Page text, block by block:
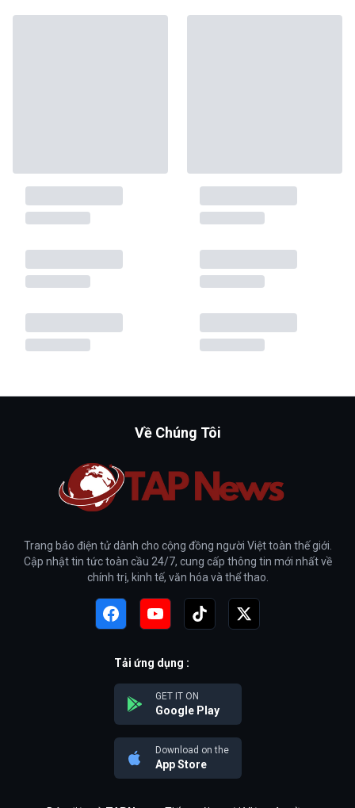
Về Chúng Tôi
Trang báo điện tử dành cho cộng đồng người Việt toàn thế giới.
Cập nhật tin tức toàn cầu 24/7, cung cấp thông tin mới nhất về
chính trị, kinh tế, văn hóa và thể thao.
Tải ứng dụng :
GET IT ON
Google Play
Download on the
App Store